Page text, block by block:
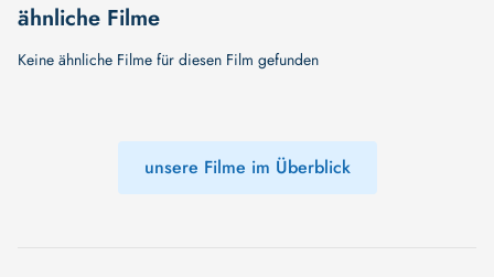
ähnliche Filme
Keine ähnliche Filme für diesen Film gefunden
unsere Filme im Überblick